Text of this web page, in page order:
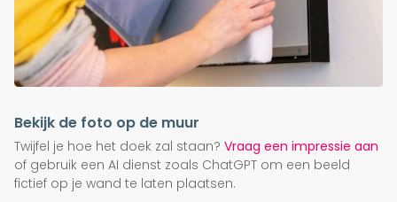
Bekijk de foto op de muur
Twijfel je hoe het doek zal staan? Vraag een impressie aan
of gebruik een AI dienst zoals ChatGPT om een beeld
fictief op je wand te laten plaatsen.